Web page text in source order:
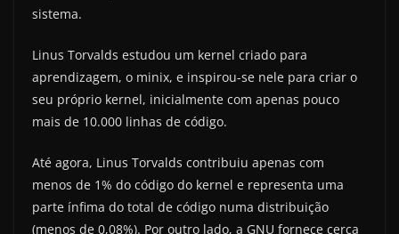
sistema.
Linus Torvalds estudou um kernel criado para
aprendizagem, o minix, e inspirou-se nele para criar o
seu próprio kernel, inicialmente com apenas pouco
mais de 10.000 linhas de código.
Até agora, Linus Torvalds contribuiu apenas com
menos de 1% do código do kernel e representa uma
parte ínfima do total de código numa distribuição
(menos de 0,08%). Por outro lado, a GNU fornece cerca